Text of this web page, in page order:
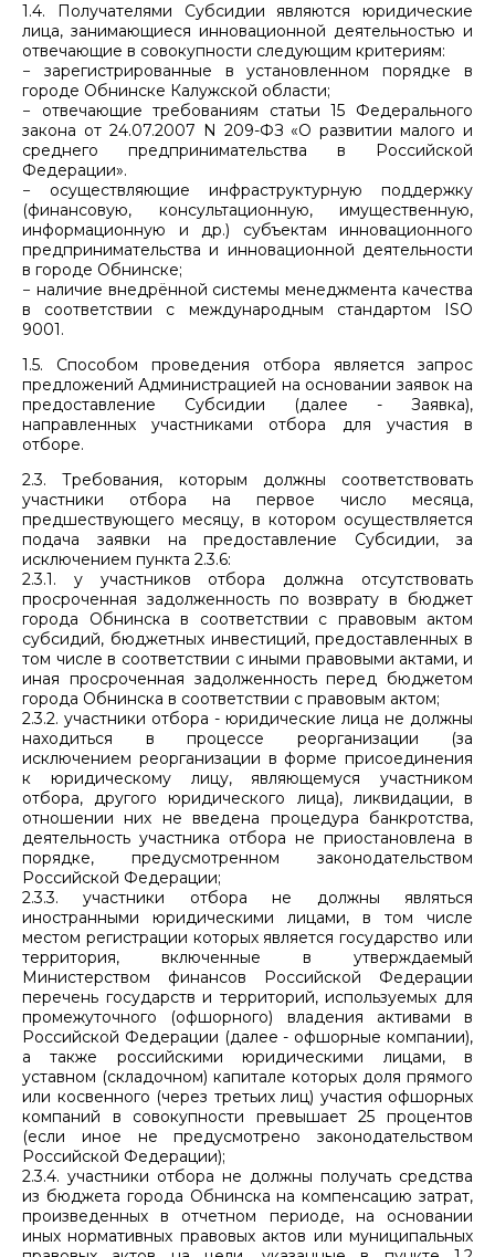
1.4. Получателями Субсидии являются юридические
лица, занимающиеся инновационной деятельностью и
отвечающие в совокупности следующим критериям:
− зарегистрированные в установленном порядке в
городе Обнинске Калужской области;
− отвечающие требованиям статьи 15 Федерального
закона от 24.07.2007 N 209-ФЗ «О развитии малого и
среднего предпринимательства в Российской
Федерации».
− осуществляющие инфраструктурную поддержку
(финансовую, консультационную, имущественную,
информационную и др.) субъектам инновационного
предпринимательства и инновационной деятельности
в городе Обнинске;
− наличие внедрённой системы менеджмента качества
в соответствии с международным стандартом ISO
9001.
1.5. Способом проведения отбора является запрос
предложений Администрацией на основании заявок на
предоставление Субсидии (далее - Заявка),
направленных участниками отбора для участия в
отборе.
2.3. Требования, которым должны соответствовать
участники отбора на первое число месяца,
предшествующего месяцу, в котором осуществляется
подача заявки на предоставление Субсидии, за
исключением пункта 2.3.6:
2.3.1. у участников отбора должна отсутствовать
просроченная задолженность по возврату в бюджет
города Обнинска в соответствии с правовым актом
субсидий, бюджетных инвестиций, предоставленных в
том числе в соответствии с иными правовыми актами, и
иная просроченная задолженность перед бюджетом
города Обнинска в соответствии с правовым актом;
2.3.2. участники отбора - юридические лица не должны
находиться в процессе реорганизации (за
исключением реорганизации в форме присоединения
к юридическому лицу, являющемуся участником
отбора, другого юридического лица), ликвидации, в
отношении них не введена процедура банкротства,
деятельность участника отбора не приостановлена в
порядке, предусмотренном законодательством
Российской Федерации;
2.3.3. участники отбора не должны являться
иностранными юридическими лицами, в том числе
местом регистрации которых является государство или
территория, включенные в утверждаемый
Министерством финансов Российской Федерации
перечень государств и территорий, используемых для
промежуточного (офшорного) владения активами в
Российской Федерации (далее - офшорные компании),
а также российскими юридическими лицами, в
уставном (складочном) капитале которых доля прямого
или косвенного (через третьих лиц) участия офшорных
компаний в совокупности превышает 25 процентов
(если иное не предусмотрено законодательством
Российской Федерации);
2.3.4. участники отбора не должны получать средства
из бюджета города Обнинска на компенсацию затрат,
произведенных в отчетном периоде, на основании
иных нормативных правовых актов или муниципальных